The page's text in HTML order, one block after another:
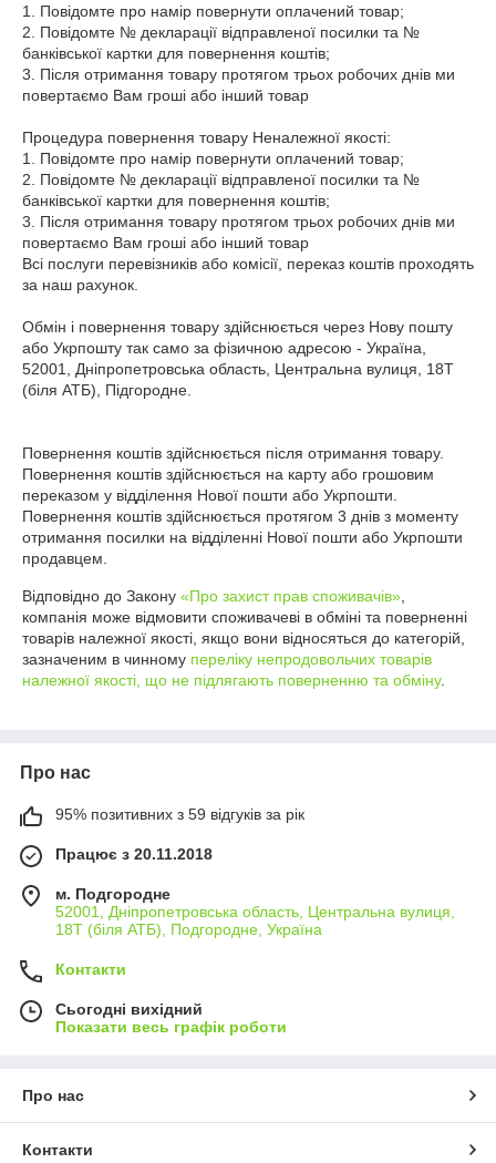
1. Повідомте про намір повернути оплачений товар;
2. Повідомте № декларації відправленої посилки та №
банківської картки для повернення коштів;
3. Після отримання товару протягом трьох робочих днів ми
повертаємо Вам гроші або інший товар
Процедура повернення товару Неналежної якості:
1. Повідомте про намір повернути оплачений товар;
2. Повідомте № декларації відправленої посилки та №
банківської картки для повернення коштів;
3. Після отримання товару протягом трьох робочих днів ми
повертаємо Вам гроші або інший товар
Всі послуги перевізників або комісії, переказ коштів проходять
за наш рахунок.
Обмін і повернення товару здійснюється через Нову пошту
або Укрпошту так само за фізичною адресою - Україна,
52001, Дніпропетровська область, Центральна вулиця, 18Т
(біля АТБ), Підгородне.
Повернення коштів здійснюється після отримання товару.
Повернення коштів здійснюється на карту або грошовим
переказом у відділення Нової пошти або Укрпошти.
Повернення коштів здійснюється протягом 3 днів з моменту
отримання посилки на відділенні Нової пошти або Укрпошти
Відповідно до Закону «Про захист прав споживачів»
компанія може відмовити споживачеві в обміні та поверненні
товарів належної якості, якщо вони відносяться до категорій,
зазначеним в чинному переліку непродовольчих товарів
належної якості, що не підлягають поверненню та обміну.
Про нас
95% позитивних з 59 відгуків за рік
Працює з 20.11.2018
м. Подгородне
52001, Дніпропетровська область, Центральна вулиця,
18Т (біля АТБ), Подгородне, Україна
Контакти
Сьогодні вихідний
Показати весь графік роботи
Про нас
Контакти